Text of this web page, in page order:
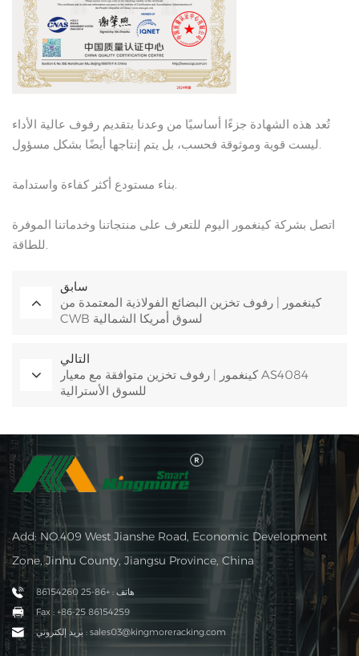
تُعد هذه الشهادة جزءًا أساسيًا من وعدنا بتقديم رفوف عالية الأداء
ليست قوية وموثوقة فحسب، بل يتم إنتاجها أيضًا بشكل مسؤول.
بناء مستودع أكثر كفاءة واستدامة.
اتصل بشركة كينغمور اليوم للتعرف على منتجاتنا وخدماتنا الموفرة
للطاقة.
سابق
كينغمور | رفوف تخزين البضائع الفولاذية المعتمدة من
CWB لسوق أمريكا الشمالية
التالي
كينغمور | رفوف تخزين متوافقة مع معيار AS4084
للسوق الأسترالية
Add: NO.409 West Jianshe Road, Economic Development
Zone, Jinhu County, Jiangsu Province, China
هاتف : +86-25 86154260
Fax : +86-25 86154259
بريد إلكتروني : sales03@kingmoreracking.com